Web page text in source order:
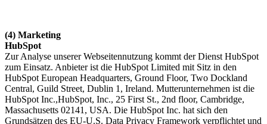
(4) Marketing
HubSpot
Zur Analyse unserer Webseitennutzung kommt der Dienst HubSpot
zum Einsatz. Anbieter ist die HubSpot Limited mit Sitz in den
HubSpot European Headquarters, Ground Floor, Two Dockland
Central, Guild Street, Dublin 1, Ireland. Mutterunternehmen ist die
HubSpot Inc.,HubSpot, Inc., 25 First St., 2nd floor, Cambridge,
Massachusetts 02141, USA. Die HubSpot Inc. hat sich den
Grundsätzen des EU-U.S. Data Privacy Framework verpflichtet und